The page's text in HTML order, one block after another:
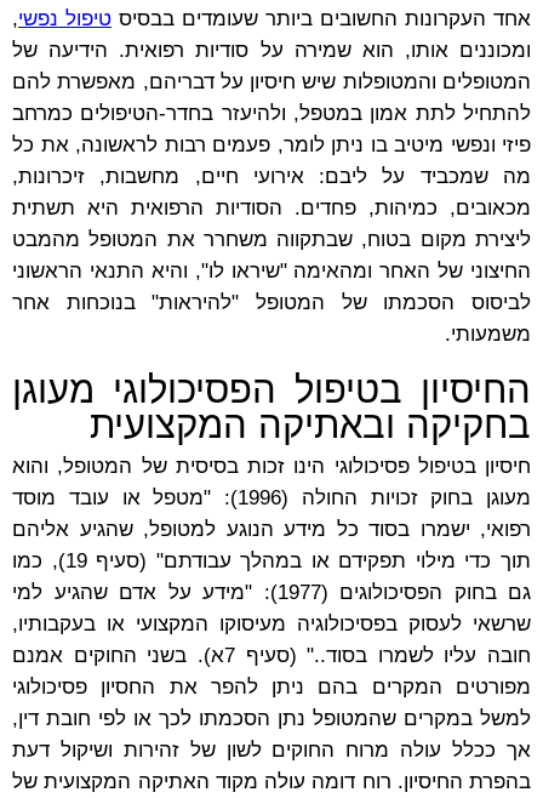
אחד העקרונות החשובים ביותר שעומדים בבסיס טיפול נפשי,
ומכוננים אותו, הוא שמירה על סודיות רפואית. הידיעה של
המטופלים והמטופלות שיש חיסיון על דבריהם, מאפשרת להם
להתחיל לתת אמון במטפל, ולהיעזר בחדר-הטיפולים כמרחב
פיזי ונפשי מיטיב בו ניתן לומר, פעמים רבות לראשונה, את כל
מה שמכביד על ליבם: אירועי חיים, מחשבות, זיכרונות,
מכאובים, כמיהות, פחדים. הסודיות הרפואית היא תשתית
ליצירת מקום בטוח, שבתקווה משחרר את המטופל מהמבט
החיצוני של האחר ומהאימה "שיראו לו", והיא התנאי הראשוני
לביסוס הסכמתו של המטופל "להיראות" בנוכחות אחר
משמעותי.
החיסיון בטיפול הפסיכולוגי מעוגן
בחקיקה ובאתיקה המקצועית
חיסיון בטיפול פסיכולוגי הינו זכות בסיסית של המטופל, והוא
מעוגן בחוק זכויות החולה (1996): "מטפל או עובד מוסד
רפואי, ישמרו בסוד כל מידע הנוגע למטופל, שהגיע אליהם
תוך כדי מילוי תפקידם או במהלך עבודתם" (סעיף 19), כמו
גם בחוק הפסיכולוגים (1977): "מידע על אדם שהגיע למי
שרשאי לעסוק בפסיכולוגיה מעיסוקו המקצועי או בעקבותיו,
חובה עליו לשמרו בסוד.." (סעיף 7א). בשני החוקים אמנם
מפורטים המקרים בהם ניתן להפר את החסיון פסיכולוגי
למשל במקרים שהמטופל נתן הסכמתו לכך או לפי חובת דין,
אך ככלל עולה מרוח החוקים לשון של זהירות ושיקול דעת
בהפרת החיסיון. רוח דומה עולה מקוד האתיקה המקצועית של